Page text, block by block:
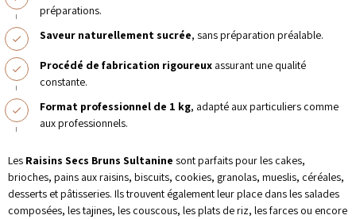
préparations.
Saveur naturellement sucrée, sans préparation préalable.
Procédé de fabrication rigoureux assurant une qualité
constante.
Format professionnel de 1 kg, adapté aux particuliers comme
aux professionnels.
Les Raisins Secs Bruns Sultanine sont parfaits pour les cakes,
brioches, pains aux raisins, biscuits, cookies, granolas, mueslis, céréales,
desserts et pâtisseries. Ils trouvent également leur place dans les salades
composées, les tajines, les couscous, les plats de riz, les farces ou encore